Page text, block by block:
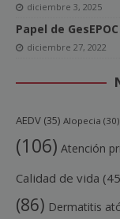
diciembre 3, 2025
Papel de
diciembre 27, 2022
AEDV (35) Alopecia (30)
(106) Atención
Calidad de vida
(86) Dermatitis